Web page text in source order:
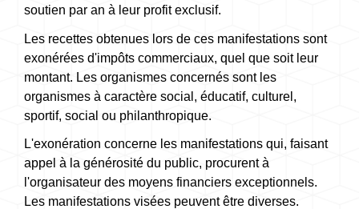
soutien par an à leur profit exclusif.
Les recettes obtenues lors de ces manifestations sont
exonérées d'impôts commerciaux, quel que soit leur
montant. Les organismes concernés sont les
organismes à caractère social, éducatif, culturel,
sportif, social ou philanthropique.
L'exonération concerne les manifestations qui, faisant
appel à la générosité du public, procurent à
l'organisateur des moyens financiers exceptionnels.
Les manifestations visées peuvent être diverses.